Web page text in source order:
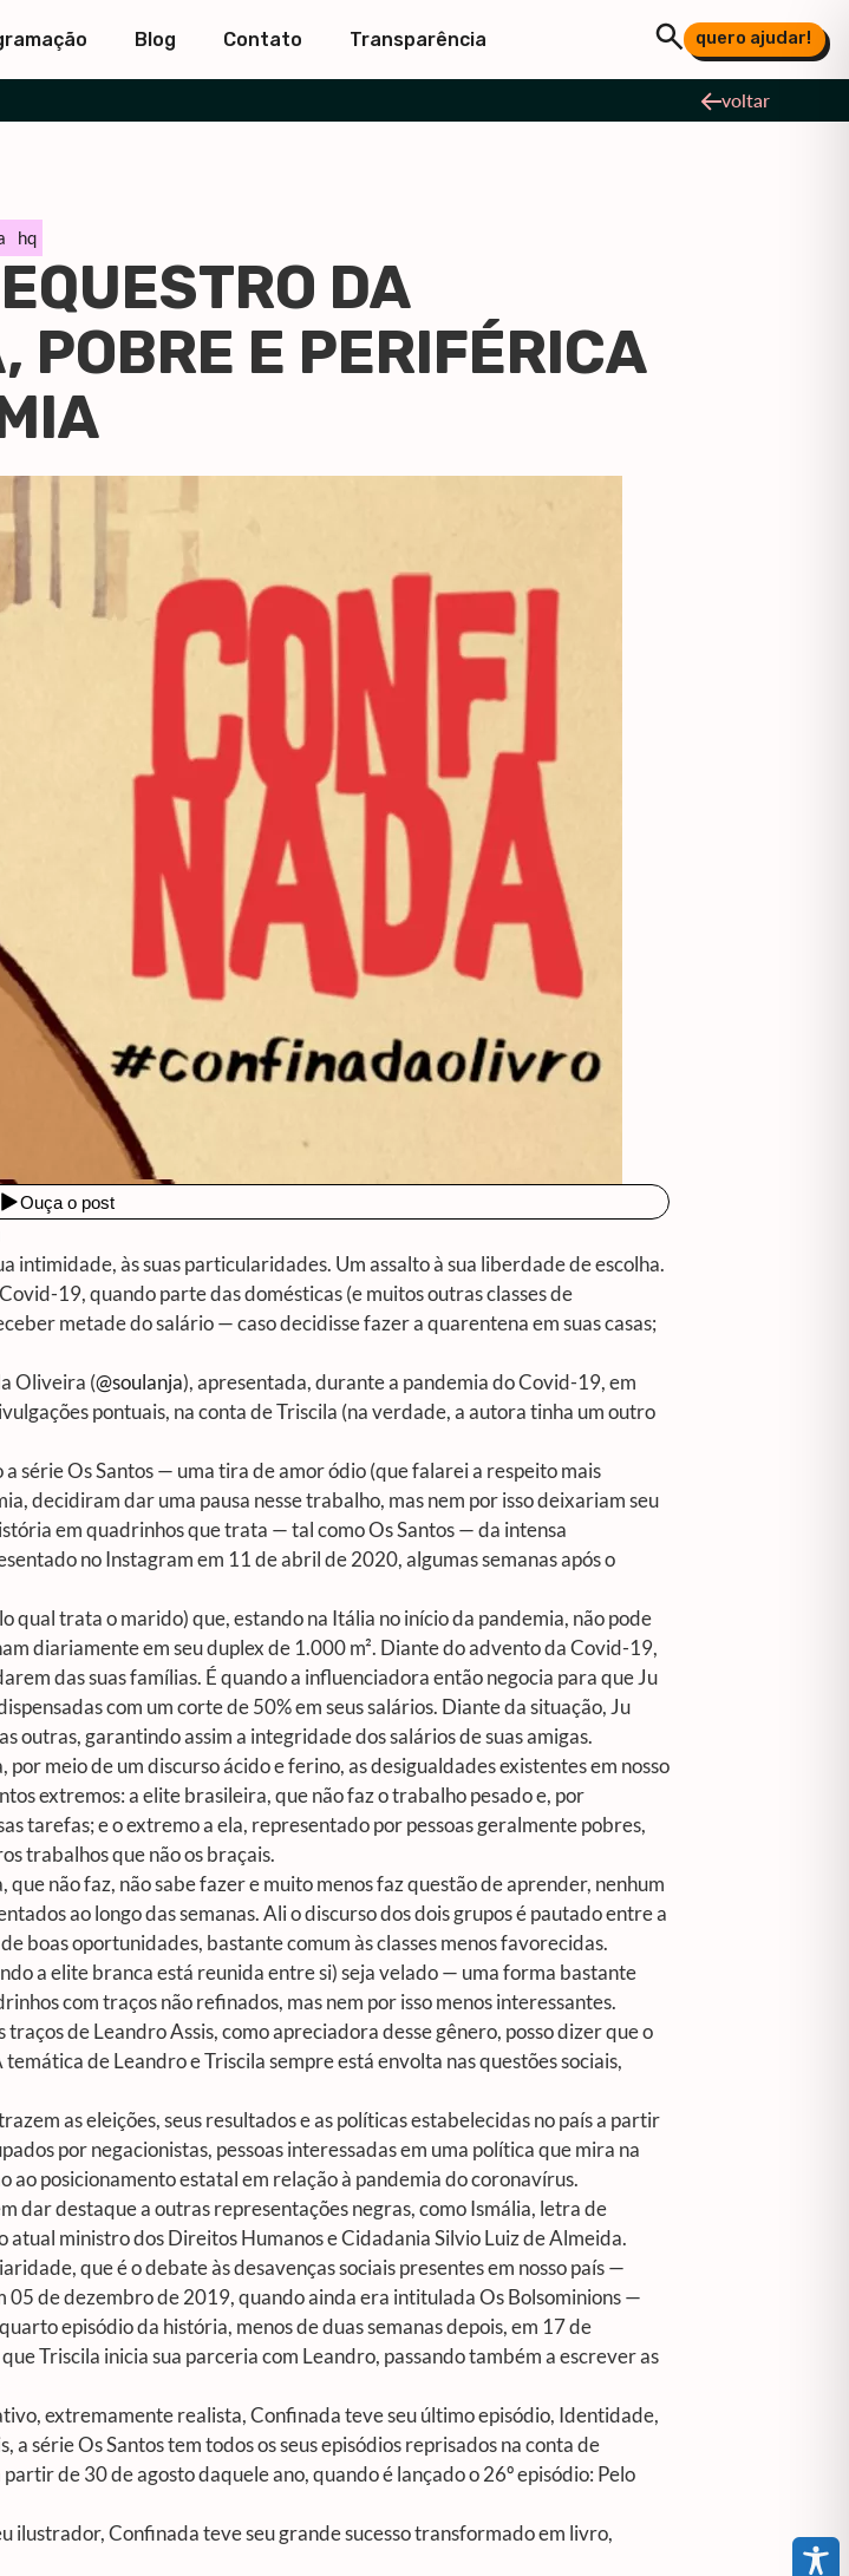
Blog Contato Transparência quero ajudar!
voltar
hq
DA
POBRE E PERIFÉRICA
intimidade, às suas particularidades. Um assalto à sua liberdade de escolha.
19, quando parte das domésticas (e muitos outras classes de
metade do salário — caso decidisse fazer a quarentena em suas casas;
Oliveira (@soulanja), apresentada, durante a pandemia do Covid-19, em
pontuais, na conta de Triscila (na verdade, a autora tinha um outro
série Os Santos — uma tira de amor ódio (que falarei a respeito mais
decidiram dar uma pausa nesse trabalho, mas nem por isso deixariam seu
em quadrinhos que trata — tal como Os Santos — da intensa
no Instagram em 11 de abril de 2020, algumas semanas após o
qual trata o marido) que, estando na Itália no início da pandemia, não pode
diariamente em seu duplex de 1.000 m². Diante do advento da Covid-19,
das suas famílias. É quando a influenciadora então negocia para que Ju
com um corte de 50% em seus salários. Diante da situação, Ju
outras, garantindo assim a integridade dos salários de suas amigas.
meio de um discurso ácido e ferino, as desigualdades existentes em nosso
extremos: a elite brasileira, que não faz o trabalho pesado e, por
tarefas; e o extremo a ela, representado por pessoas geralmente pobres,
trabalhos que não os braçais.
não faz, não sabe fazer e muito menos faz questão de aprender, nenhum
ao longo das semanas. Ali o discurso dos dois grupos é pautado entre a
boas oportunidades, bastante comum às classes menos favorecidas.
a elite branca está reunida entre si) seja velado — uma forma bastante
com traços não refinados, mas nem por isso menos interessantes.
de Leandro Assis, como apreciadora desse gênero, posso dizer que o
de Leandro e Triscila sempre está envolta nas questões sociais,
as eleições, seus resultados e as políticas estabelecidas no país a partir
por negacionistas, pessoas interessadas em uma política que mira na
posicionamento estatal em relação à pandemia do coronavírus.
dar destaque a outras representações negras, como Ismália, letra de
ministro dos Direitos Humanos e Cidadania Silvio Luiz de Almeida.
que é o debate às desavenças sociais presentes em nosso país —
05 de dezembro de 2019, quando ainda era intitulada Os Bolsominions —
episódio da história, menos de duas semanas depois, em 17 de
Triscila inicia sua parceria com Leandro, passando também a escrever as
extremamente realista, Confinada teve seu último episódio, Identidade,
série Os Santos tem todos os seus episódios reprisados na conta de
de 30 de agosto daquele ano, quando é lançado o 26º episódio: Pelo
ilustrador, Confinada teve seu grande sucesso transformado em livro,